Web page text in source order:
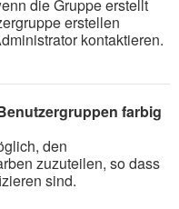
die Gruppe erstellt
erstellen
kontaktieren.
farbig
den
zuzuteilen, so dass
sind.